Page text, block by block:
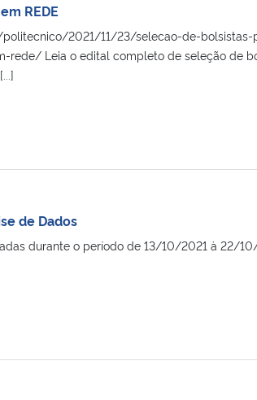
REDE
2021/11/23/selecao-de-
Leia o edital completo de seleção de
de Dados
durante o período de 13/10/2021 à 22/10/